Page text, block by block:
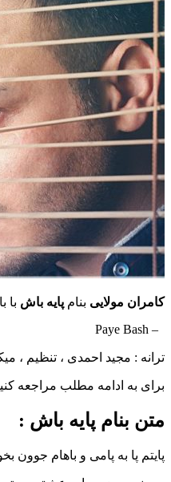
بنامپایه باش با بالاترین
احمدی ، تنظیم ، میکس و
ادامه مطلب مراجعه کنید …
پایه باش :
به پامی و باهام جوون بخواه